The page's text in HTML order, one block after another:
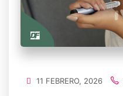
11 FEBRERO, 2026